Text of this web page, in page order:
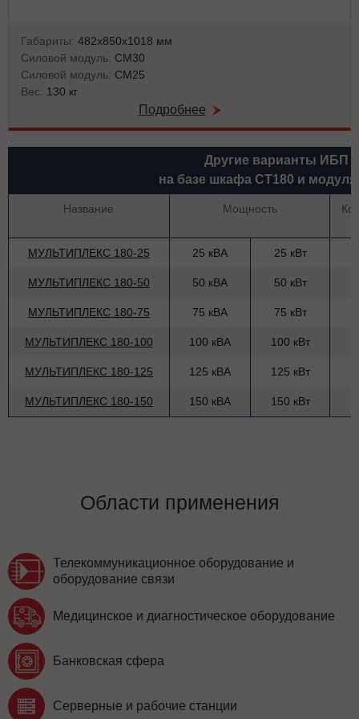
Габариты: 482х850х1018 мм
Силовой модуль: СМ30
Силовой модуль: СМ25
Вес: 130 кг
Подробнее
Другие варианты ИБП
на базе шкафа СТ180 и
Название Мощность
МУЛЬТИПЛЕКС 180-25 25 кВА 25 кВт
МУЛЬТИПЛЕКС 180-50 50 кВА 50 кВт
МУЛЬТИПЛЕКС 180-75 75 кВА 75 кВт
МУЛЬТИПЛЕКС 180-100 100 кВА 100 кВт
МУЛЬТИПЛЕКС 180-125 125 кВА 125 кВт
МУЛЬТИПЛЕКС 180-150 150 кВА 150 кВт
Области применения
Телекоммуникационное оборудование и
оборудование связи
Медицинское и диагностическое оборудование
Банковская сфера
Серверные и рабочие станции